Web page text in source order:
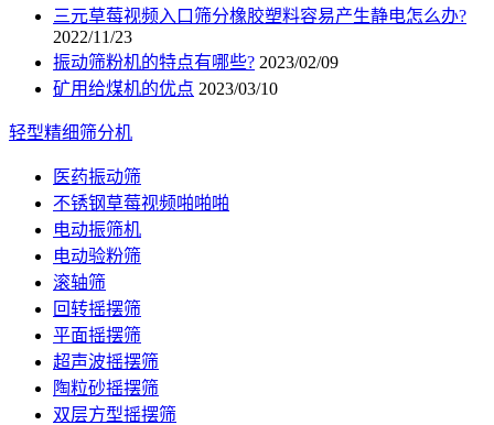
三元草莓视频入口筛分橡胶塑料容易产生静电怎么办?
2022/11/23
振动筛粉机的特点有哪些? 2023/02/09
矿用给煤机的优点 2023/03/10
轻型精细筛分机
医药振动筛
不锈钢草莓视频啪啪啪
电动振筛机
电动验粉筛
滚轴筛
回转摇摆筛
平面摇摆筛
超声波摇摆筛
陶粒砂摇摆筛
双层方型摇摆筛